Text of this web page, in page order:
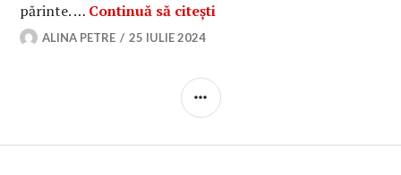
părinte. … Continuă să citești
ALINA PETRE 25 IULIE 2024
BARĂ